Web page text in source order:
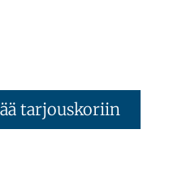
tarjouskoriin